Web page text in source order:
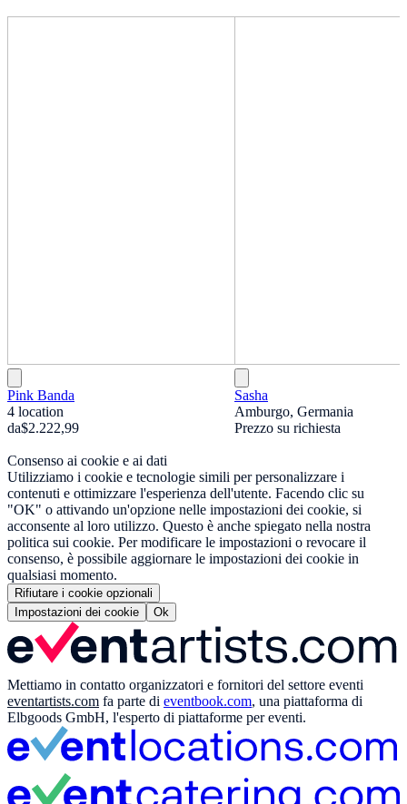
Pink Banda
4 location
da$2.222,99
Sasha
Amburgo, Germania
Prezzo su richiesta
Consenso ai cookie e ai dati
Utilizziamo i cookie e tecnologie simili per personalizzare i
contenuti e ottimizzare l'esperienza dell'utente. Facendo clic su
"OK" o attivando un'opzione nelle impostazioni dei cookie, si
acconsente al loro utilizzo. Questo è anche spiegato nella nostra
politica sui cookie. Per modificare le impostazioni o revocare il
consenso, è possibile aggiornare le impostazioni dei cookie in
qualsiasi momento.
Rifiutare i cookie opzionali
Impostazioni dei cookie
Ok
Mettiamo in contatto organizzatori e fornitori del settore eventi
eventartists.com fa parte di eventbook.com, una piattaforma di
Elbgoods GmbH, l'esperto di piattaforme per eventi.